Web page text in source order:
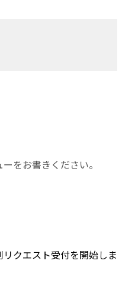
をお書きください。
リクエスト受付を開始しま